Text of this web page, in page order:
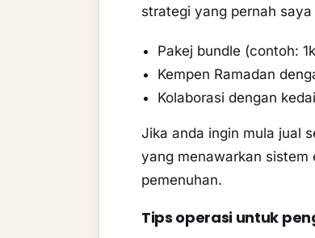
strategi yang pernah
Pakej bundle (contoh:
Kempen Ramadan
Kolaborasi dengan
Jika anda ingin mula jual
yang menawarkan
pemenuhan.
Tips operasi untuk